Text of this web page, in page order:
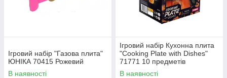
Ігровий набір "Газова плита"
ЮНІКА 70415 Рожевий
В наявності
Ігровий набір Кухонна плита
"Cooking Plate with Dishes"
71771 10 предметів
В наявності